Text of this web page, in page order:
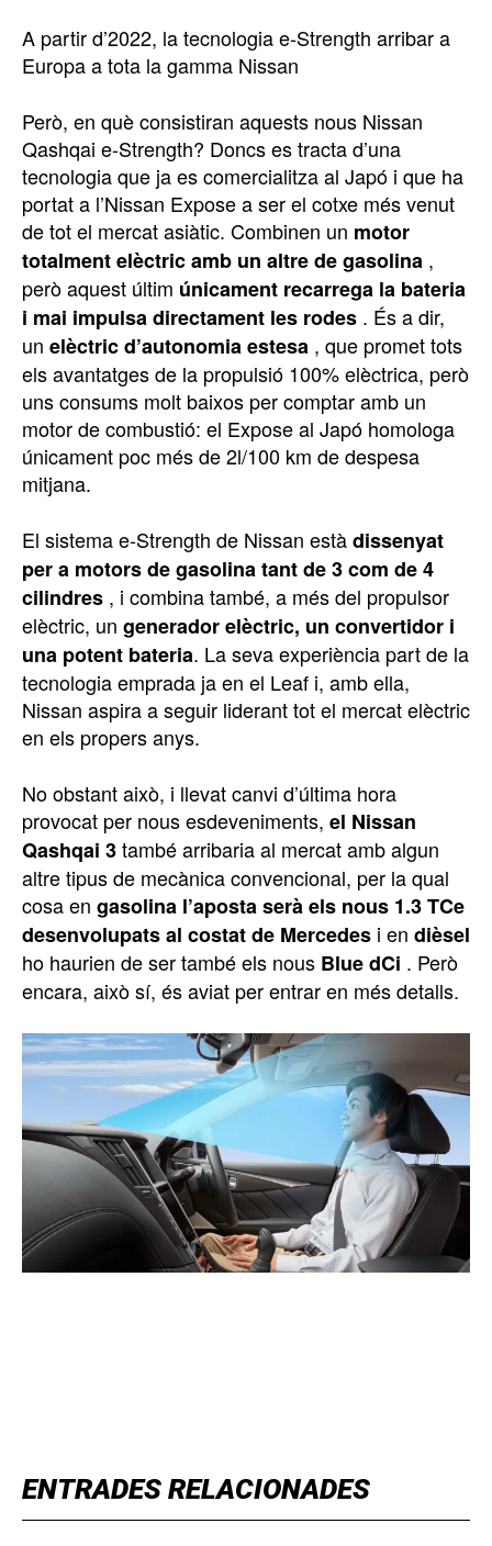
ENTRADES RELACIONADES
A partir d’2022, la tecnologia e-Strength arribar a
Europa a tota la gamma Nissan
Però, en què consistiran aquests nous Nissan
Qashqai e-Strength? Doncs es tracta d’una
tecnologia que ja es comercialitza al Japó i que ha
portat a l’Nissan Expose a ser el cotxe més venut
de tot el mercat asiàtic. Combinen un motor
totalment elèctric amb un altre de gasolina ,
però aquest últim únicament recarrega la bateria
i mai impulsa directament les rodes . És a dir,
un elèctric d’autonomia estesa , que promet tots
els avantatges de la propulsió 100% elèctrica, però
uns consums molt baixos per comptar amb un
motor de combustió: el Expose al Japó homologa
únicament poc més de 2l/100 km de despesa
mitjana.
El sistema e-Strength de Nissan estàdissenyat
per a motors de gasolina tant de 3 com de 4
cilindres , i combina també, a més del propulsor
elèctric, un generador elèctric, un convertidor i
una potent bateria. La seva experiència part de la
tecnologia emprada ja en el Leaf i, amb ella,
Nissan aspira a seguir liderant tot el mercat elèctric
en els propers anys.
No obstant això, i llevat canvi d’última hora
provocat per nous esdeveniments, el Nissan
Qashqai 3també arribaria al mercat amb algun
altre tipus de mecànica convencional, per la qual
cosa en gasolina l’aposta serà els nous 1.3 TCe
desenvolupats al costat de Mercedes i en dièsel
ho haurien de ser també els nous Blue dCi . Però
encara, això sí, és aviat per entrar en més detalls.